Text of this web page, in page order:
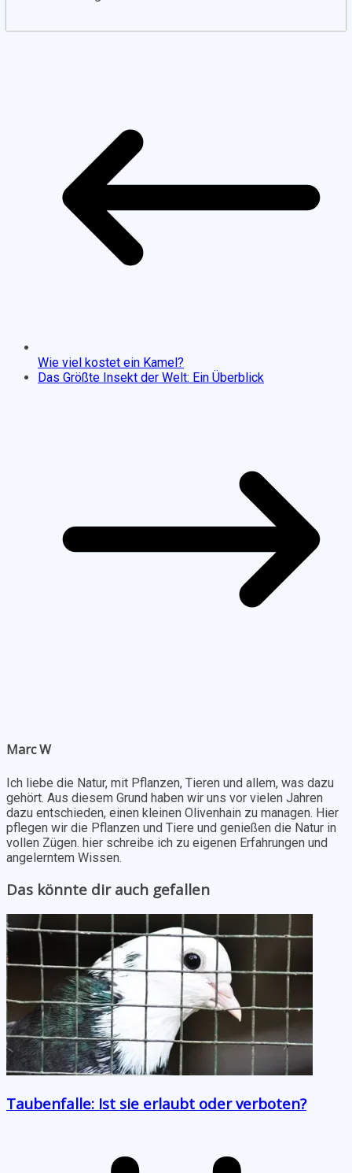
Wie viel kostet ein Kamel?
Das Größte Insekt der Welt: Ein Überblick
Marc W
Ich liebe die Natur, mit Pflanzen, Tieren und allem, was dazu
gehört. Aus diesem Grund haben wir uns vor vielen Jahren
dazu entschieden, einen kleinen Olivenhain zu managen. Hier
pflegen wir die Pflanzen und Tiere und genießen die Natur in
vollen Zügen. hier schreibe ich zu eigenen Erfahrungen und
angelerntem Wissen.
Das könnte dir auch gefallen
Taubenfalle: Ist sie erlaubt oder verboten?